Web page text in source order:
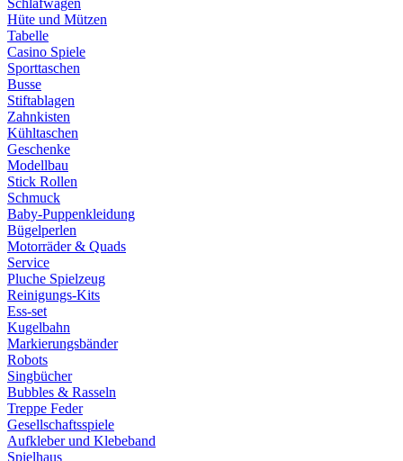
Schlafwagen
Hüte und Mützen
Tabelle
Casino Spiele
Sporttaschen
Busse
Stiftablagen
Zahnkisten
Kühltaschen
Geschenke
Modellbau
Stick Rollen
Schmuck
Baby-Puppenkleidung
Bügelperlen
Motorräder & Quads
Service
Pluche Spielzeug
Reinigungs-Kits
Ess-set
Kugelbahn
Markierungsbänder
Robots
Singbücher
Bubbles & Rasseln
Treppe Feder
Gesellschaftsspiele
Aufkleber und Klebeband
Spielhaus